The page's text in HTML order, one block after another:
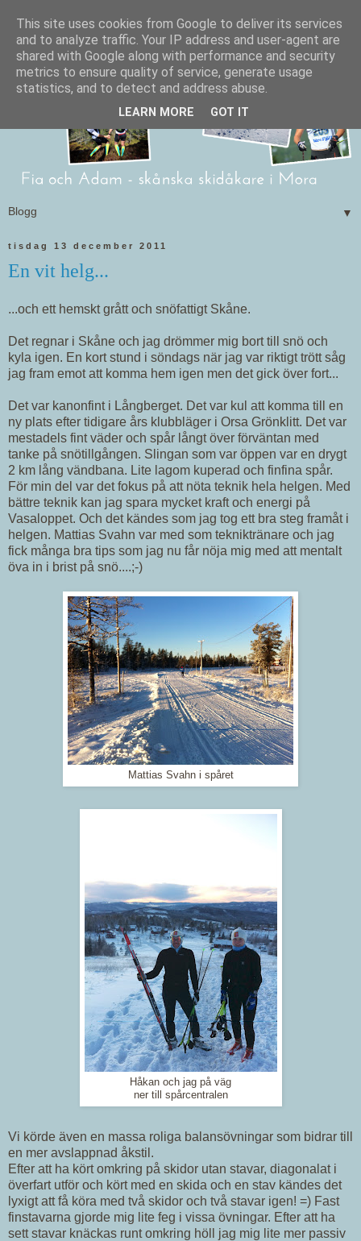
▼
tisdag 13 december 2011
En vit helg...
...och ett hemskt grått och snöfattigt Skåne.
Det regnar i Skåne och jag drömmer mig bort till snö och
kyla igen. En kort stund i söndags när jag var riktigt trött såg
jag fram emot att komma hem igen men det gick över fort...
Det var kanonfint i Långberget. Det var kul att komma till en
ny plats efter tidigare års klubbläger i Orsa Grönklitt. Det var
mestadels fint väder och spår långt över förväntan med
tanke på snötillgången. Slingan som var öppen var en drygt
2 km lång vändbana. Lite lagom kuperad och finfina spår.
För min del var det fokus på att nöta teknik hela helgen. Med
bättre teknik kan jag spara mycket kraft och energi på
Vasaloppet. Och det kändes som jag tog ett bra steg framåt i
helgen. Mattias Svahn var med som tekniktränare och jag
fick många bra tips som jag nu får nöja mig med att mentalt
öva in i brist på snö....;-)
Mattias Svahn i spåret
Håkan och jag på väg
ner till spårcentralen
Vi körde även en massa roliga balansövningar som bidrar till
en mer avslappnad åkstil.
Efter att ha kört omkring på skidor utan stavar, diagonalat i
överfart utför och kört med en skida och en stav kändes det
lyxigt att få köra med två skidor och två stavar igen! =) Fast
finstavarna gjorde mig lite feg i vissa övningar. Efter att ha
sett stavar knäckas runt omkring höll jag mig lite mer passiv
This site uses cookies from Google to deliver its services
and to analyze traffic. Your IP address and user-agent are
shared with Google along with performance and security
metrics to ensure quality of service, generate usage
statistics, and to detect and address abuse.
LEARN MORE GOT IT